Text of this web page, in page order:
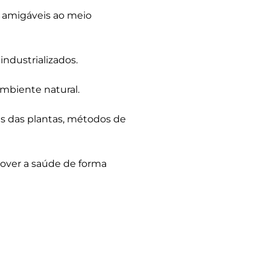
ao meio
natural.
das plantas, métodos de
a saúde de forma